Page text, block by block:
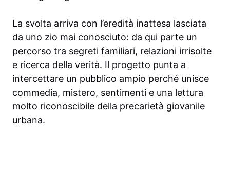
La svolta arriva con l’eredità inattesa lasciata
da uno zio mai conosciuto: da qui parte un
percorso tra segreti familiari, relazioni irrisolte
e ricerca della verità. Il progetto punta a
intercettare un pubblico ampio perché unisce
commedia, mistero, sentimenti e una lettura
molto riconoscibile della precarietà giovanile
urbana.